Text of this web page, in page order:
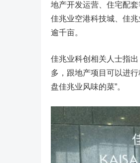
地产开发运营、住宅配
佳兆业空港科技城、佳
逾千亩。
佳兆业科创相关人士指
多，跟地产项目可以进
盘佳兆业风味的菜”。